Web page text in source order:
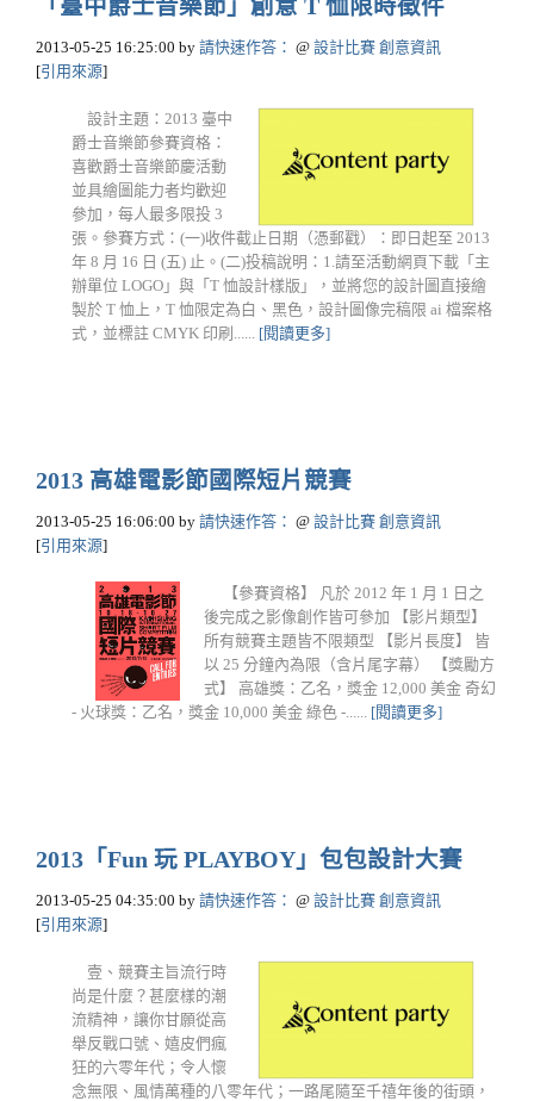
「臺中爵士音樂節」創意 T 恤限時徵件
2013-05-25 16:25:00 by 請快速作答： @ 設計比賽 創意資訊
[引用來源]
設計主題：2013 臺中
爵士音樂節參賽資格：
喜歡爵士音樂節慶活動
並具繪圖能力者均歡迎
參加，每人最多限投 3
張。參賽方式：(一)收件截止日期（憑郵戳）：即日起至 2013
年 8 月 16 日 (五) 止。(二)投稿說明：1.請至活動網頁下載「主
辦單位 LOGO」與「T 恤設計樣版」，並將您的設計圖直接繪
製於 T 恤上，T 恤限定為白、黑色，設計圖像完稿限 ai 檔案格
式，並標註 CMYK 印刷...... [閱讀更多]
2013 高雄電影節國際短片競賽
2013-05-25 16:06:00 by 請快速作答： @ 設計比賽 創意資訊
[引用來源]
【參賽資格】 凡於 2012 年 1 月 1 日之
後完成之影像創作皆可參加 【影片類型】
所有競賽主題皆不限類型 【影片長度】 皆
以 25 分鐘內為限（含片尾字幕） 【獎勵方
式】 高雄獎：乙名，獎金 12,000 美金 奇幻
- 火球獎：乙名，獎金 10,000 美金 綠色 -...... [閱讀更多]
2013「Fun 玩 PLAYBOY」包包設計大賽
2013-05-25 04:35:00 by 請快速作答： @ 設計比賽 創意資訊
[引用來源]
壹、競賽主旨流行時
尚是什麼？甚麼樣的潮
流精神，讓你甘願從高
舉反戰口號、嬉皮們瘋
狂的六零年代；令人懷
念無限、風情萬種的八零年代；一路尾隨至千禧年後的街頭，